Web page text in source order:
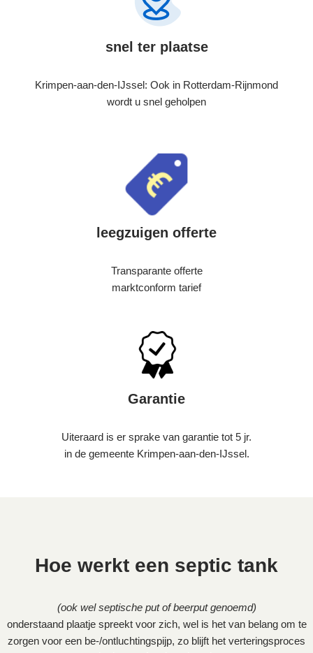
snel ter plaatse
Krimpen-aan-den-IJssel: Ook in Rotterdam-Rijnmond
wordt u snel geholpen
leegzuigen offerte
Transparante offerte
marktconform tarief
Garantie
Uiteraard is er sprake van garantie tot 5 jr.
in de gemeente Krimpen-aan-den-IJssel.
Hoe werkt een septic tank
(ook wel septische put of beerput genoemd)
onderstaand plaatje spreekt voor zich, wel is het van belang om te
zorgen voor een be-/ontluchtingspijp, zo blijft het verteringsproces